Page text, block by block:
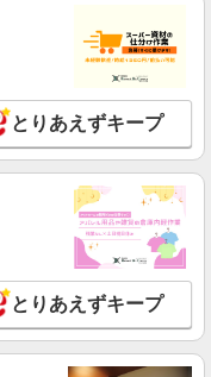
＜日払い有/週払い有/交
詳細を見る
助☆新たなスキルを身
＜日払い有/週払い有/交
む)＞
小牧駅
とりあえずキープ
とりあえずキープ